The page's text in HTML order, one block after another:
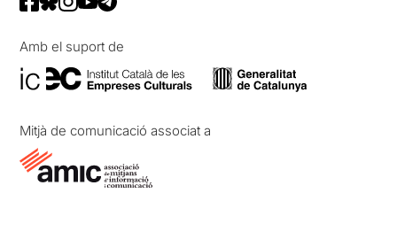
Amb el suport de
Mitjà de comunicació associat a